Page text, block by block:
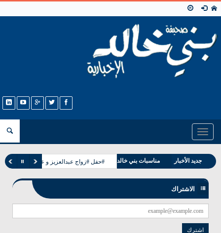
Toggle
navigation
جديد الأخبار
وفيات بني خالد
مناسبات بني خالد #حفل #زواج عبدالعزيز و عبدالله ابناء
الاشتراك